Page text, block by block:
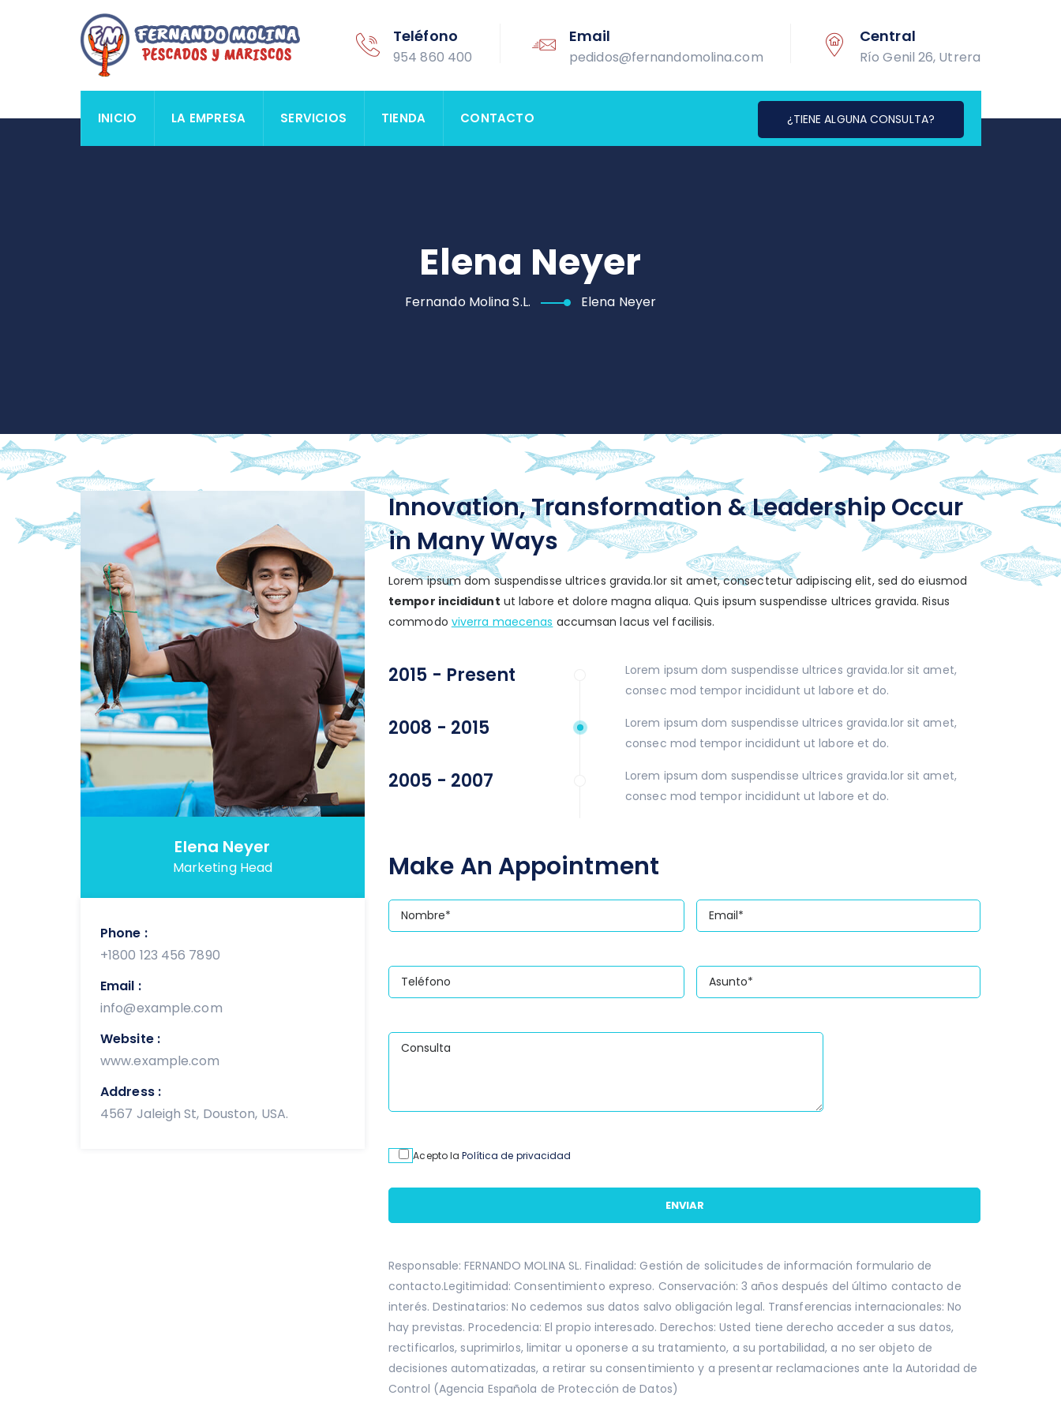
Teléfono
954 860 400
Email
pedidos@fernandomolina.com
Central
Río Genil 26, Utrera
INICIO LA EMPRESA SERVICIOS TIENDA CONTACTO ¿TIENE ALGUNA CONSULTA?
Elena Neyer
Fernando Molina S.L. Elena Neyer
Elena Neyer
Marketing Head
Phone :
+1800 123 456 7890
Email :
info@example.com
Website :
www.example.com
Address :
4567 Jaleigh St, Douston, USA.
Innovation, Transformation & Leadership Occur
in Many Ways
Lorem ipsum dom suspendisse ultrices gravida.lor sit amet, consectetur adipiscing elit, sed do eiusmod
tempor incididunt ut labore et dolore magna aliqua. Quis ipsum suspendisse ultrices gravida. Risus
commodo viverra maecenas accumsan lacus vel facilisis.
2015 - Present
Lorem ipsum dom suspendisse ultrices gravida.lor sit amet,
consec mod tempor incididunt ut labore et do.
2008 - 2015
Lorem ipsum dom suspendisse ultrices gravida.lor sit amet,
consec mod tempor incididunt ut labore et do.
2005 - 2007
Lorem ipsum dom suspendisse ultrices gravida.lor sit amet,
consec mod tempor incididunt ut labore et do.
Make An Appointment
Acepto laPolítica de privacidad
Responsable: FERNANDO MOLINA SL. Finalidad: Gestión de solicitudes de información formulario de
contacto.Legitimidad: Consentimiento expreso. Conservación: 3 años después del último contacto de
interés. Destinatarios: No cedemos sus datos salvo obligación legal. Transferencias internacionales: No
hay previstas. Procedencia: El propio interesado. Derechos: Usted tiene derecho acceder a sus datos,
rectificarlos, suprimirlos, limitar u oponerse a su tratamiento, a su portabilidad, a no ser objeto de
decisiones automatizadas, a retirar su consentimiento y a presentar reclamaciones ante la Autoridad de
Control (Agencia Española de Protección de Datos)